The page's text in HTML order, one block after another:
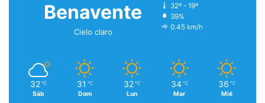
Benavente
Cielo claro
32º - 19º
39%
0.45 km/h
32 ℃
Sáb
31 ℃
Dom
32 ℃
Lun
34 ℃
Mar
36 ℃
Mié